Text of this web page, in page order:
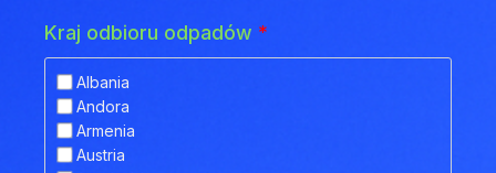
NACZEPA PLATFORMA
NACZEPA PLATFORMOWA BDF
NACZEPA PRZEZNACZONA DO TRANSPORTU
ZWIERZĄT
NACZEPA SILOS
NACZEPA SKRZYNIOWA
Kraj odbioru odpadów *
Albania
Andora
Armenia
Austria